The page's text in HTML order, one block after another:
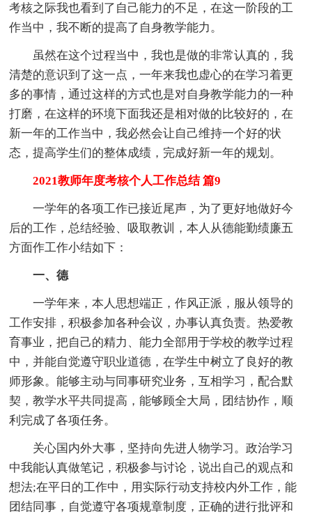
考核之际我也看到了自己能力的不足，在这一阶段的工
作当中，我不断的提高了自身教学能力。
虽然在这个过程当中，我也是做的非常认真的，我
清楚的意识到了这一点，一年来我也虚心的在学习着更
多的事情，通过这样的方式也是对自身教学能力的一种
打磨，在这样的环境下面我还是相对做的比较好的，在
新一年的工作当中，我必然会让自己维持一个好的状
态，提高学生们的整体成绩，完成好新一年的规划。
2021教师年度考核个人工作总结 篇9
一学年的各项工作已接近尾声，为了更好地做好今
后的工作，总结经验、吸取教训，本人从德能勤绩廉五
方面作工作小结如下：
一、德
一学年来，本人思想端正，作风正派，服从领导的
工作安排，积极参加各种会议，办事认真负责。热爱教
育事业，把自己的精力、能力全部用于学校的教学过程
中，并能自觉遵守职业道德，在学生中树立了良好的教
师形象。能够主动与同事研究业务，互相学习，配合默
契，教学水平共同提高，能够顾全大局，团结协作，顺
利完成了各项任务。
关心国内外大事，坚持向先进人物学习。政治学习
中我能认真做笔记，积极参与讨论，说出自己的观点和
想法;在平日的工作中，用实际行动支持校内外工作，能
团结同事，自觉遵守各项规章制度，正确的进行批评和